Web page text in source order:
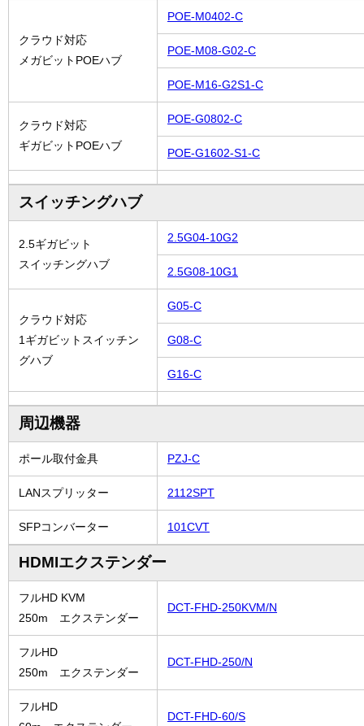
クラウド対応
メガビットPOEハブ
POE-M0402-C
POE-M08-G02-C
POE-M16-G2S1-C
クラウド対応
ギガビットPOEハブ
POE-G0802-C
POE-G1602-S1-C
スイッチングハブ
2.5ギガビット
スイッチングハブ
2.5G04-10G2
2.5G08-10G1
クラウド対応
1ギガビットスイッチン
グハブ
G05-C
G08-C
G16-C
周辺機器
ポール取付金具 PZJ-C
LANスプリッター 2112SPT
SFPコンバーター 101CVT
HDMIエクステンダー
フルHD KVM
250m エクステンダー
DCT-FHD-250KVM/N
フルHD
250m エクステンダー
DCT-FHD-250/N
フルHD
DCT-FHD-60/S